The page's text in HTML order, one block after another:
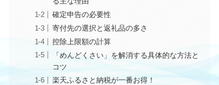
確定申告の必要性
寄付先の選択と返礼品の多さ
控除上限額の計算
「めんどくさい」を解消する具体的な方法と
コツ
楽天ふるさと納税が一番お得！